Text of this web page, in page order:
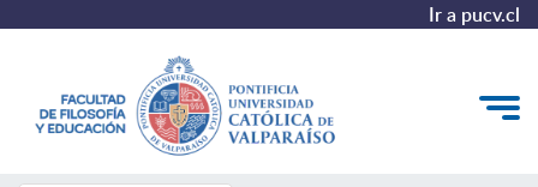
Ir a pucv.cl